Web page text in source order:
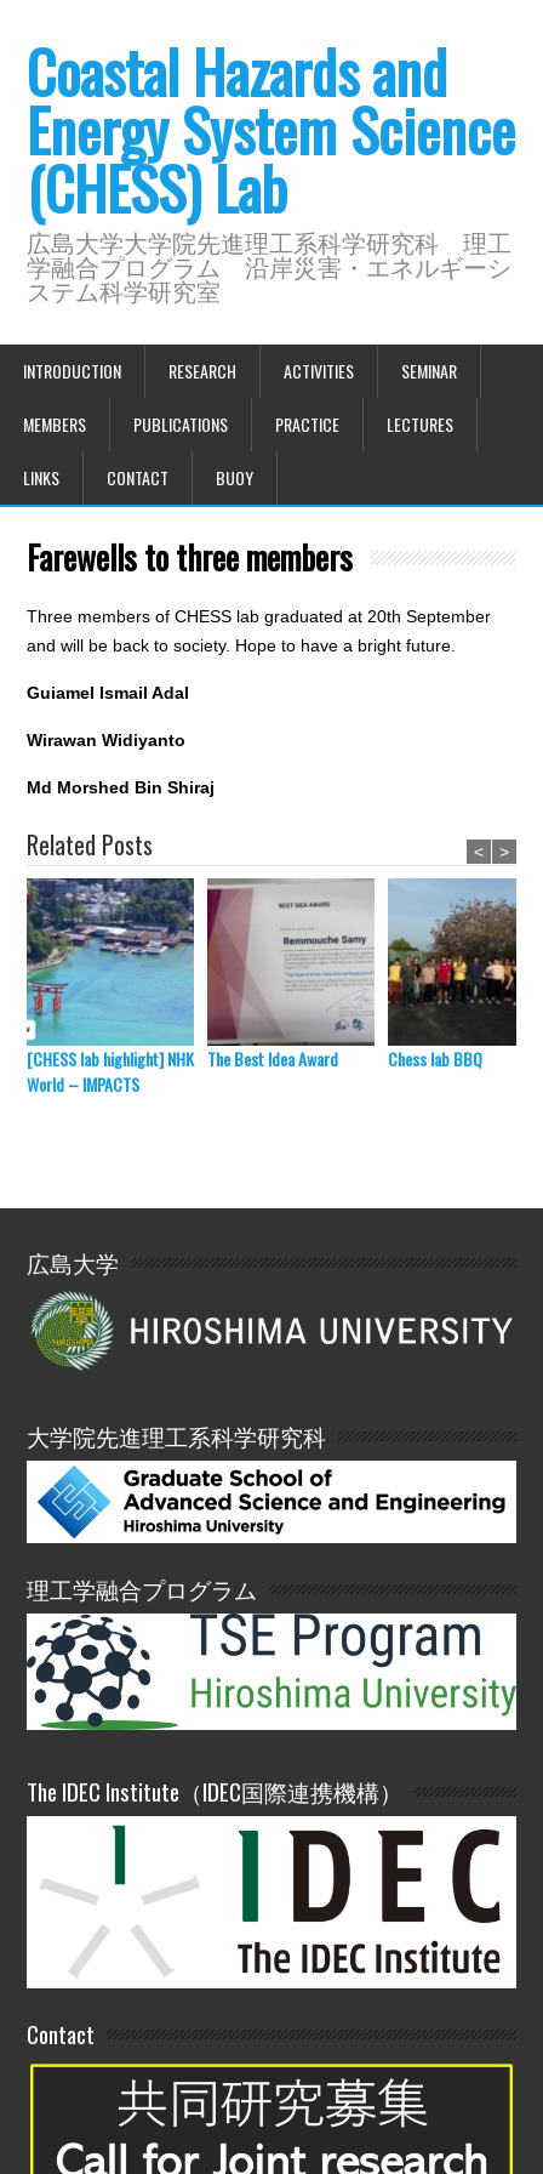
Coastal Hazards and
Energy System Science
(CHESS) Lab
広島大学大学院先進理工系科学研究科 理工
学融合プログラム 沿岸災害・エネルギーシ
ステム科学研究室
INTRODUCTION RESEARCH ACTIVITIES SEMINAR
MEMBERS PUBLICATIONS PRACTICE LECTURES
LINKS CONTACT BUOY
Farewells to three members
Three members of CHESS lab graduated at 20th September
and will be back to society. Hope to have a bright future.
Guiamel Ismail Adal
Wirawan Widiyanto
Md Morshed Bin Shiraj
Related Posts
[CHESS lab highlight] NHK
World – IMPACTS
The Best Idea Award Chess lab BBQ
< >
広島大学
大学院先進理工系科学研究科
理工学融合プログラム
The IDEC Institute（IDEC国際連携機構）
Contact